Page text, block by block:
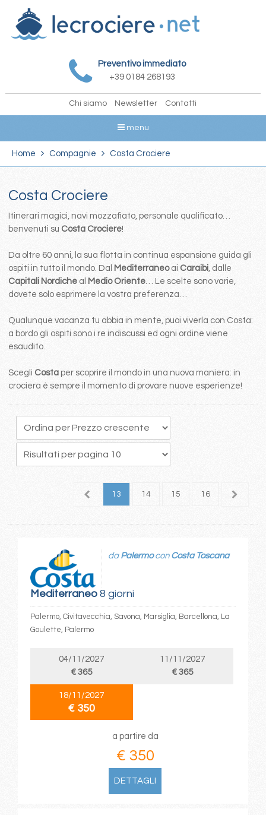
Preventivo immediato
+39 0184 268193
Chi siamo Newsletter Contatti
menu
Home Compagnie Costa Crociere
Costa Crociere
Itinerari magici, navi mozzafiato, personale qualificato…
benvenuti su Costa Crociere!
Da oltre 60 anni, la sua flotta in continua espansione guida gli
ospiti in tutto il mondo. Dal Mediterraneo ai Caraibi, dalle
Capitali Nordicheal Medio Oriente… Le scelte sono varie,
dovete solo esprimere la vostra preferenza…
Qualunque vacanza tu abbia in mente, puoi viverla con Costa:
a bordo gli ospiti sono i re indiscussi ed ogni ordine viene
esaudito.
Scegli Costa per scoprire il mondo in una nuova maniera: in
crociera è sempre il momento di provare nuove esperienze!
12 13 14 15 16 17
Mediterraneo8 giorni
da Palermocon Costa Toscana
Palermo, Civitavecchia, Savona, Marsiglia, Barcellona, La
Goulette, Palermo
04/11/2027
€ 365
11/11/2027
€ 365
18/11/2027
€ 350
a partire da
€ 350
DETTAGLI